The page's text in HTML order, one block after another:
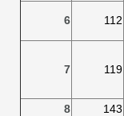
6 112
7 119
8 143